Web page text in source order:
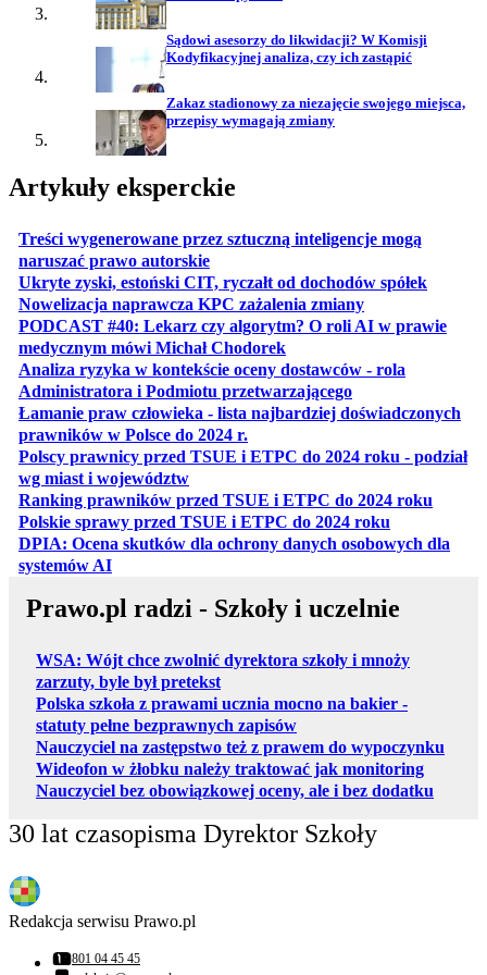
Sądowi asesorzy do likwidacji? W Komisji
Kodyfikacyjnej analiza, czy ich zastąpić
Zakaz stadionowy za niezajęcie swojego miejsca,
przepisy wymagają zmiany
Artykuły eksperckie
Treści wygenerowane przez sztuczną inteligencje mogą
naruszać prawo autorskieotwiera się w nowej karcie
Ukryte zyski, estoński CIT, ryczałt od dochodów spółekotwiera
Nowelizacja naprawcza KPC zażalenia zmianyotwiera się w
PODCAST #40: Lekarz czy algorytm? O roli AI w prawie
medycznym mówi Michał Chodorekotwiera się w nowej karcie
Analiza ryzyka w kontekście oceny dostawców - rola
Administratora i Podmiotu przetwarzającegootwiera się w
Łamanie praw człowieka - lista najbardziej doświadczonych
prawników w Polsce do 2024 r.
Polscy prawnicy przed TSUE i ETPC do 2024 roku - podział
wg miast i województwotwiera się w nowej karcie
Ranking prawników przed TSUE i ETPC do 2024 roku
Polskie sprawy przed TSUE i ETPC do 2024 roku
DPIA: Ocena skutków dla ochrony danych osobowych dla
systemów AIotwiera się w nowej karcie
Prawo.pl radzi - Szkoły i uczelnie
WSA: Wójt chce zwolnić dyrektora szkoły i mnoży
zarzuty, byle był pretekst
Polska szkoła z prawami ucznia mocno na bakier -
statuty pełne bezprawnych zapisów
Nauczyciel na zastępstwo też z prawem do wypoczynku
Wideofon w żłobku należy traktować jak monitoring
Nauczyciel bez obowiązkowej oceny, ale i bez dodatku
30 lat czasopisma Dyrektor Szkoły
Redakcja serwisu Prawo.pl
Numer telefonu:
801 04 45 45